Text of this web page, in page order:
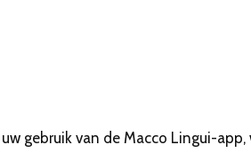
gebruik van de Macco Lingui-app,